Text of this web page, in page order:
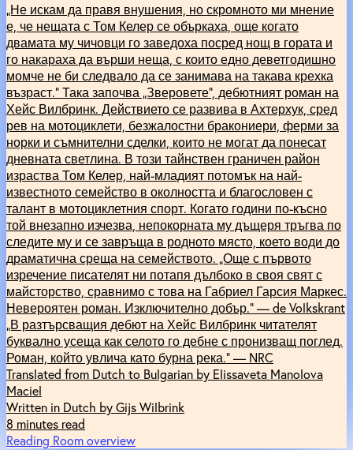
„Не искам да правя внушения, но скромното ми мнение
е, че нещата с Том Келер се объркаха, още когато
двамата му чичовци го заведоха посред нощ в гората и
го накараха да върши неща, с които едно деветгодишно
момче не би следвало да се занимава на такава крехка
възраст.“ Така започва „Зверовете“, дебютният роман на
Хейс Вилбринк. Действието се развива в Ахтерхук, сред
рев на мотоциклети, безжалостни бракониери, ферми за
норки и съмнителни сделки, които не могат да понесат
дневната светлина. В този тайнствен граничен район
израства Том Келер, най-младият потомък на най-
известното семейство в околността и благословен с
талант в мотоциклетния спорт. Когато години по-късно
той внезапно изчезва, непокорната му дъщеря тръгва по
следите му и се завръща в родното място, което води до
драматична среща на семейството. „Още с първото
изречение писателят ни потапя дълбоко в своя свят с
майсторство, сравнимо с това на Габриел Гарсия Маркес.
Невероятен роман. Изключително добър.“ — de Volkskrant
„В разтърсващия дебют на Хейс Вилбринк читателят
буквално усеща как селото го дебне с пронизващ поглед.
Роман, който увлича като бурна река.“ — NRC
Translated from Dutch to Bulgarian by Elissaveta Manolova
Maciel
Written in Dutch by Gijs Wilbrink
8 minutes read
Reading Room overview